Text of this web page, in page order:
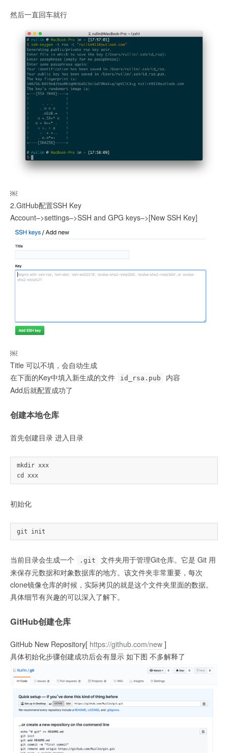
然后一直回车就行
￼
2.GitHub配置SSH Key
Account–>settings–>SSH and GPG keys–>[New SSH Key]
￼
Title 可以不填，会自动生成
在下面的Key中填入新生成的文件
id_rsa.pub
内容
Add后就配置成功了
创建本地仓库
首先创建目录 进入目录
mkdir xxx
初始化
当前目录会生成一个 .git
文件夹用于管理Git仓库。它是 Git 用
来保存元数据和对象数据库的地方。该文件夹非常重要，每次
clone镜像仓库的时候，实际拷贝的就是这个文件夹里面的数据。
具体细节有兴趣的可以深入了解下。
GitHub创建仓库
GitHub New Repository[ https://github.com/new ]
具体初始化步骤创建成功后会有显示 如下图 不多解释了